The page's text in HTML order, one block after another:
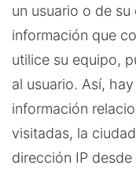
un usuario o de
información que
utilice su equipo,
al usuario. Así,
información
visitadas, la
dirección IP